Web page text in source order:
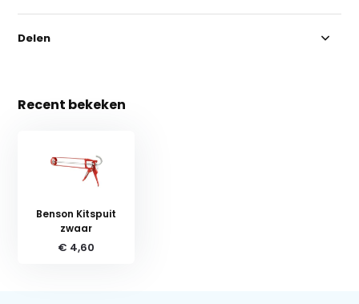
Delen
Recent bekeken
Benson Kitspuit
zwaar
€ 4,60